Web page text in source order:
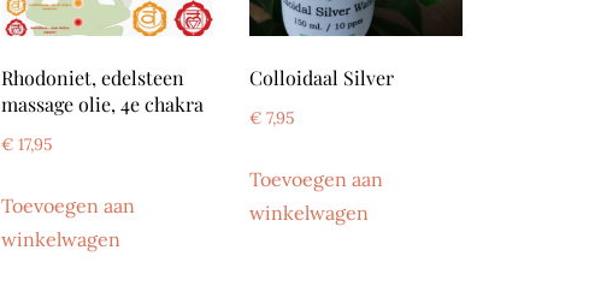
Rhodoniet, edelsteen
massage olie, 4e chakra
€17,95
Toevoegen aan
winkelwagen
Colloidaal Silver
€ 7,95
Toevoegen aan
winkelwagen